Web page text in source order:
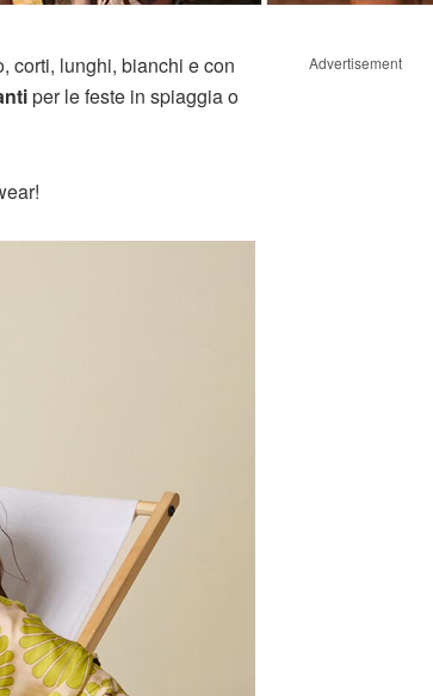
corti, lunghi, bianchi e con
per le feste in spiaggia o
Advertisement